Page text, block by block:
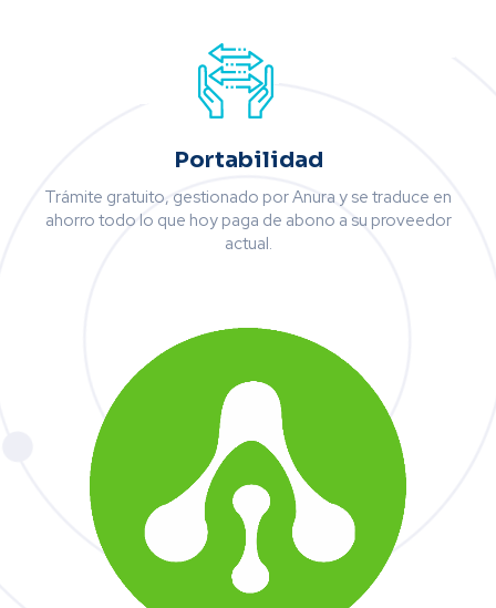
Portabilidad
Trámite gratuito, gestionado por Anura y se traduce en
ahorro todo lo que hoy paga de abono a su proveedor
actual.